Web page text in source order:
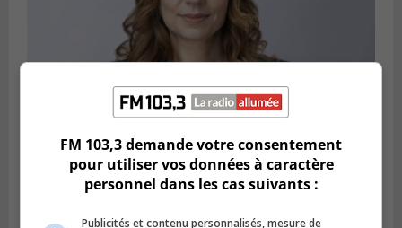
Publié le 21 février 2024 à 15h50
Martine Ouellet demande plus de rigueur
envers le projet Northvolt
FM 103,3 demande votre consentement
pour utiliser vos données à caractère
personnel dans les cas suivants :
Publicités et contenu personnalisés, mesure de